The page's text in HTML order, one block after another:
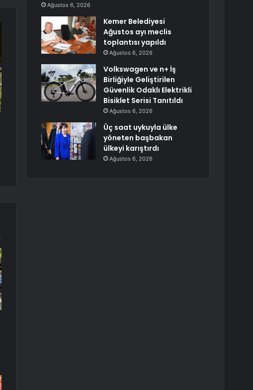
Ağustos 6, 2026
Kemer Belediyesi
Ağustos ayı meclis
toplantısı yapıldı
Ağustos 6, 2026
Volkswagen ve n+ İş
Birliğiyle Geliştirilen
Güvenlik Odaklı Elektrikli
Bisiklet Serisi Tanıtıldı
Ağustos 6, 2026
Üç saat uykuyla ülke
yöneten başbakan
ülkeyi karıştırdı
Ağustos 6, 2026